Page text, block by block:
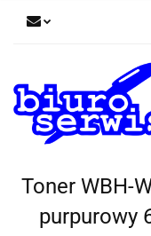
Toner WBH-
purpurowy